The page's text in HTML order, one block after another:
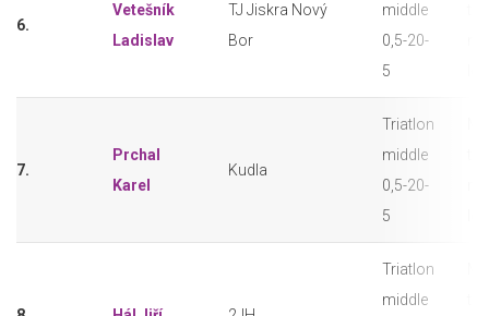
6.
Vetešník
Ladislav
TJ Jiskra Nový
Bor
middle
0,5-20-
5
7.
Prchal
Karel
Kudla
Triatlon
middle
0,5-20-
5
Triatlon
middle